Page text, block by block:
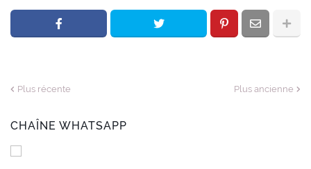
Plus récente Plus ancienne
CHAÎNE WHATSAPP